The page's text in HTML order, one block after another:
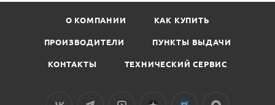
О КОМПАНИИ КАК КУПИТЬ
ПРОИЗВОДИТЕЛИ ПУНКТЫ ВЫДАЧИ
КОНТАКТЫ ТЕХНИЧЕСКИЙ СЕРВИС